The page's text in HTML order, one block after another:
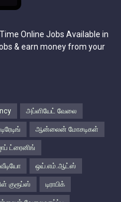
Online Jobs Available in
& earn money from your
அப்ளியேட் வேலை
ஆன்லைன் மோசடிகள்
ட்ரைனிங்
ஒய்.எம்.ஆட்ஸ்
குரூப்ஸ் டிராபிக்